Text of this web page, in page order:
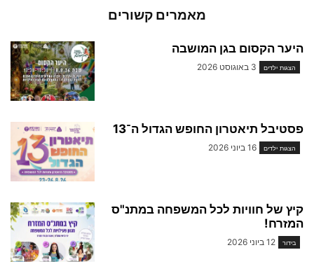
מאמרים קשורים
היער הקסום בגן המושבה
הצגות ילדים 3 באוגוסט 2026
פסטיבל תיאטרון החופש הגדול ה־13
הצגות ילדים 16 ביוני 2026
קיץ של חוויות לכל המשפחה במתנ"ס
המזרח!
בידור 12 ביוני 2026